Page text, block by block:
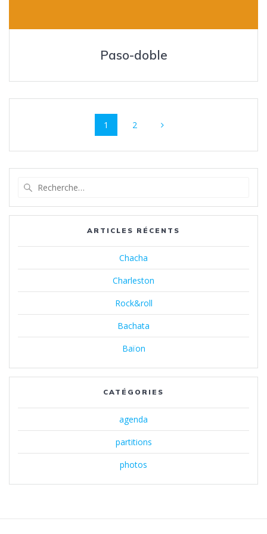
Paso-doble
Navigation
sein
des
articles
Page
1 Page
2
:
ARTICLES RÉCENTS
Chacha
Charleston
Rock&roll
Bachata
Baïon
CATÉGORIES
agenda
partitions
photos